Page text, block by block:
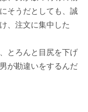
そうだとしても、誠
け、注文に集中した
とろんと目尻を下げ
が勘違いをするんだ